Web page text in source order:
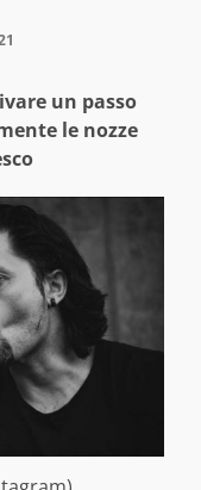
un passo
le nozze